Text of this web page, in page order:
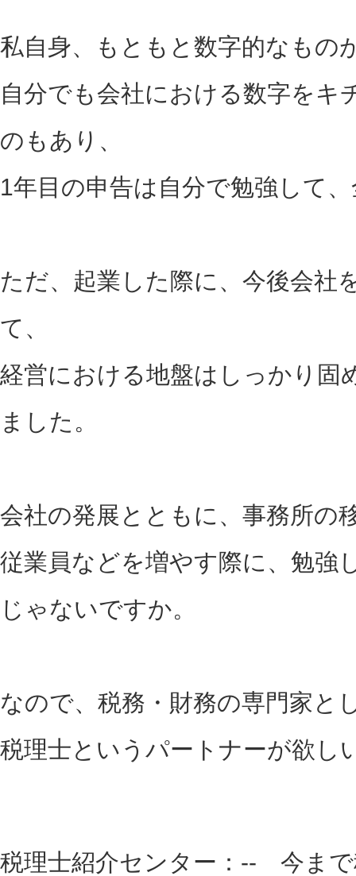
私自身、もともと数字的なもの
自分でも会社における数字を
のもあり、
1年目の申告は自分で勉強して
ただ、起業した際に、今後会社
て、
経営における地盤はしっかり固
ました。
会社の発展とともに、事務所の
従業員などを増やす際に、勉強
じゃないですか。
なので、税務・財務の専門家と
税理士というパートナーが欲し
税理士紹介センター：-- 今ま